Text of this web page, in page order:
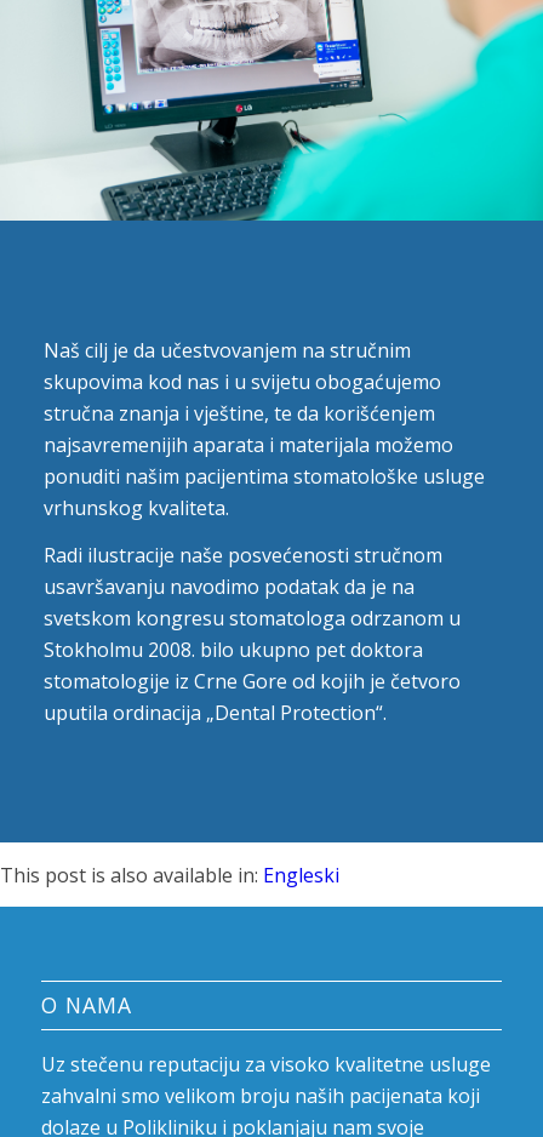
Naš cilj je da učestvovanjem na stručnim
skupovima kod nas i u svijetu obogaćujemo
stručna znanja i vještine, te da korišćenjem
najsavremenijih aparata i materijala možemo
ponuditi našim pacijentima stomatološke usluge
vrhunskog kvaliteta.
Radi ilustracije naše posvećenosti stručnom
usavršavanju navodimo podatak da je na
svetskom kongresu stomatologa odrzanom u
Stokholmu 2008. bilo ukupno pet doktora
stomatologije iz Crne Gore od kojih je četvoro
uputila ordinacija „Dental Protection“.
This post is also available in: Engleski
O NAMA
Uz stečenu reputaciju za visoko kvalitetne usluge
zahvalni smo velikom broju naših pacijenata koji
dolaze u Polikliniku i poklanjaju nam svoje